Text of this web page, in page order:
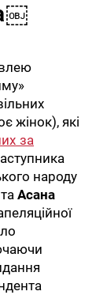
жінок), які
за
народу
таАсана